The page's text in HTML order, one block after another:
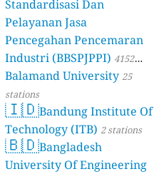
Standardisasi Dan
Pelayanan Jasa
Pencegahan Pencemaran
Industri (BBSPJPPI) 4152
stations
Balamand University25
stations
🇮🇩Bandung Institute Of
Technology (ITB) 2 stations
🇧🇩Bangladesh
University Of Engineering